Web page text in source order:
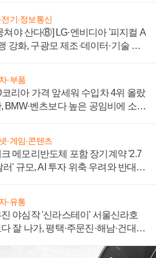
전기·정보통신
쳐야 산다⑧] LG·엔비디아 '피지컬 A
강화, 구광모 제조·데이터·기술 결
·부품
코리아 가격 앞세워 수입차 4위 올랐
BMW·벤츠보다 높은 공임비에 소비
·게임·콘텐츠
메모리반도체 포함 장기계약 '2.7
러' 규모, AI 투자 위축 우려와 반대
·유통
야심작 '신라스테이' 서울신라호
잘 나가, 평택·주문진·해남·건대로